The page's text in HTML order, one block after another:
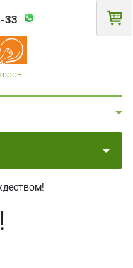
33